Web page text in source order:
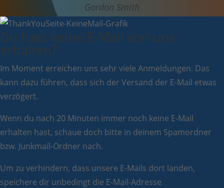
Gordon Smith
Du hast keine E-Mail von uns
erhalten?
Im Moment erreichen uns sehr viele Anmeldungen. Das
kann dazu führen, dass sich der Versand der E-Mail etwas
verzögert.
Wenn du nach 20 Minuten immer noch keine E-Mail
erhalten hast, schaue doch bitte in deinem Spamordner
bzw. Junkmail-Ordner nach.
Um zu verhindern, dass unsere E-Mails dort landen,
speichere dir unbedingt die E-Mail-Adresse